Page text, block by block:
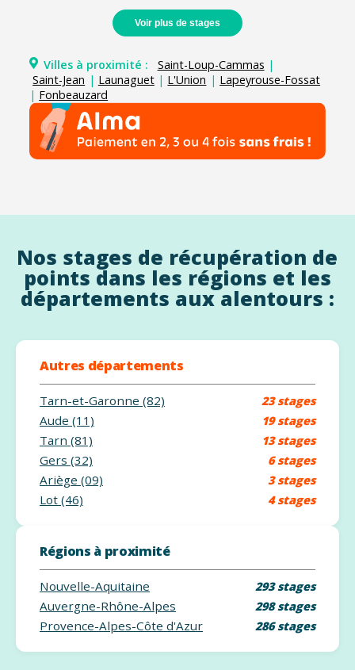
Voir plus de stages
Villes à proximité : Saint-Loup-Cammas |
Saint-Jean | Launaguet | L'Union | Lapeyrouse-Fossat
| Fonbeauzard
Nos stages de récupération de
points dans les régions et les
départements aux alentours :
Autres départements
Tarn-et-Garonne (82) 23 stages
Aude (11) 19 stages
Tarn (81) 13 stages
Gers (32) 6 stages
Ariège (09) 3 stages
Lot (46) 4 stages
Régions à proximité
Nouvelle-Aquitaine 293 stages
Auvergne-Rhône-Alpes 298 stages
Provence-Alpes-Côte d'Azur 286 stages